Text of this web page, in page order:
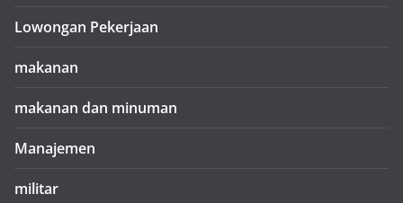
Lowongan Pekerjaan
makanan
makanan dan minuman
Manajemen
militar